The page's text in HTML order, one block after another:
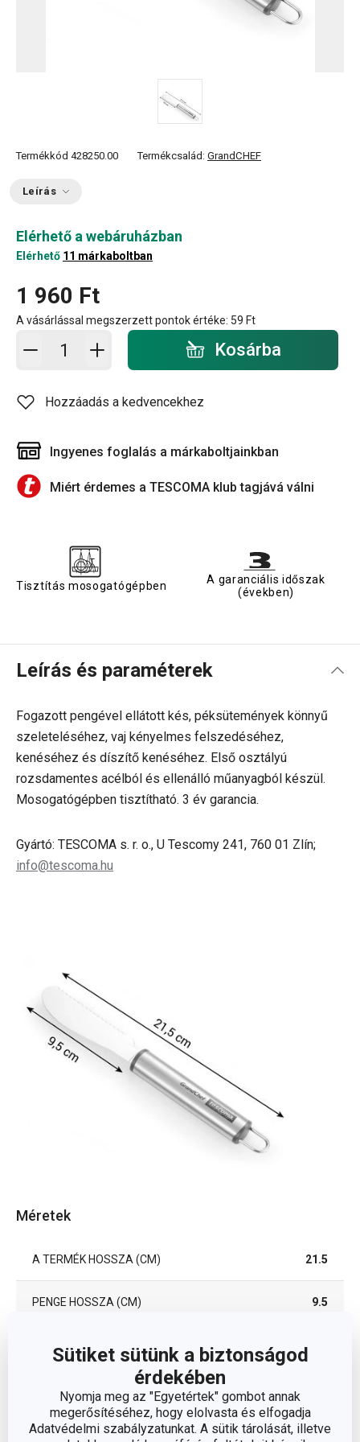
Sütiket sütünk a biztonságod
érdekében
Nyomja meg az "Egyetértek" gombot annak
megerősítéséhez, hogy elolvasta és elfogadja
Adatvédelmi szabályzatunkat. A sütik tárolását, illetve
Termékkód 428250.00 Termékcsalád: GrandCHEF
Leírás
Elérhető a webáruházban
Elérhető 11 márkaboltban
1 960 Ft
A vásárlással megszerzett pontok értéke: 59 Ft
Kosárba - mennyiség Kosárba
Hozzáadás a kedvencekhez
Ingyenes foglalás a márkaboltjainkban
Miért érdemes a TESCOMA klub tagjává válni
Tisztítás mosogatógépben
A garanciális időszak
(években)
Leírás és paraméterek
Fogazott pengével ellátott kés, péksütemények könnyű
szeleteléséhez, vaj kényelmes felszedéséhez,
kenéséhez és díszítő kenéséhez. Első osztályú
rozsdamentes acélból és ellenálló műanyagból készül.
Mosogatógépben tisztítható. 3 év garancia.
Gyártó: TESCOMA s. r. o., U Tescomy 241, 760 01 Zlín;
info@tescoma.hu
Méretek
A TERMÉK HOSSZA (CM) 21.5
PENGE HOSSZA (CM) 9.5
Egyéb paraméterek
ANYAG
rozsdamentes
acél